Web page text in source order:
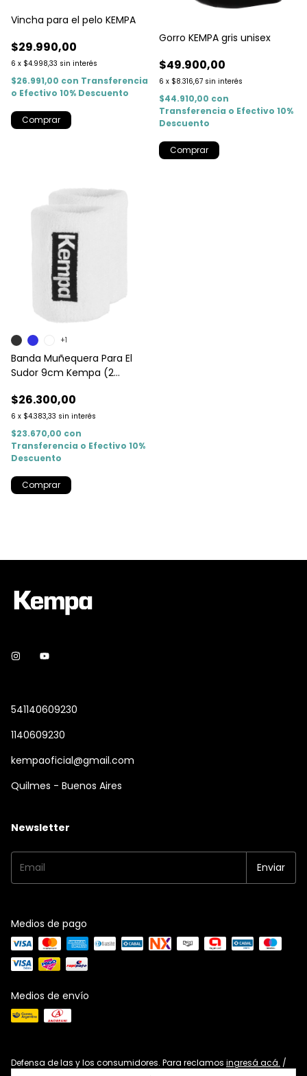
Vincha para el pelo KEMPA
$29.990,00
6 x $4.998,33 sin interés
$26.991,00 con Transferencia
o Efectivo 10% Descuento
Gorro KEMPA gris unisex
$49.900,00
6 x $8.316,67 sin interés
$44.910,00 con
Transferencia o Efectivo 10%
Descuento
Banda Muñequera Para El
Sudor 9cm Kempa (2
$26.300,00
6 x $4.383,33 sin interés
$23.670,00 con
Transferencia o Efectivo 10%
Descuento
+1
Comprar
541140609230
1140609230
kempaoficial@gmail.com
Quilmes - Buenos Aires
Newsletter
Medios de pago
Medios de envío
Defensa de las y los consumidores. Para reclamos ingresá acá. /